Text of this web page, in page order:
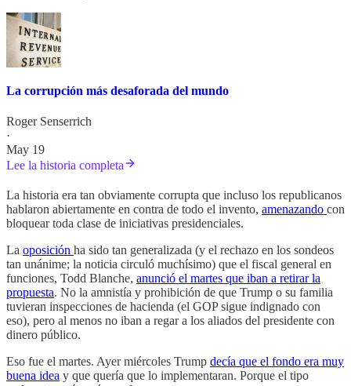
La corrupción más desaforada del mundo
Roger Senserrich
·
May 19
Lee la historia completa
La historia era tan obviamente corrupta que incluso los republicanos
hablaron abiertamente en contra de todo el invento, amenazando con
bloquear toda clase de iniciativas presidenciales.
La oposición ha sido tan generalizada (y el rechazo en los sondeos
tan unánime; la noticia circuló muchísimo) que el fiscal general en
funciones, Todd Blanche, anunció el martes que iban a retirar la
propuesta. No la amnistía y prohibición de que Trump o su familia
tuvieran inspecciones de hacienda (el GOP sigue indignado con
eso), pero al menos no iban a regar a los aliados del presidente con
dinero público.
Eso fue el martes. Ayer miércoles Trump decía que el fondo era muy
buena idea y que quería que lo implementaran. Porque el tipo